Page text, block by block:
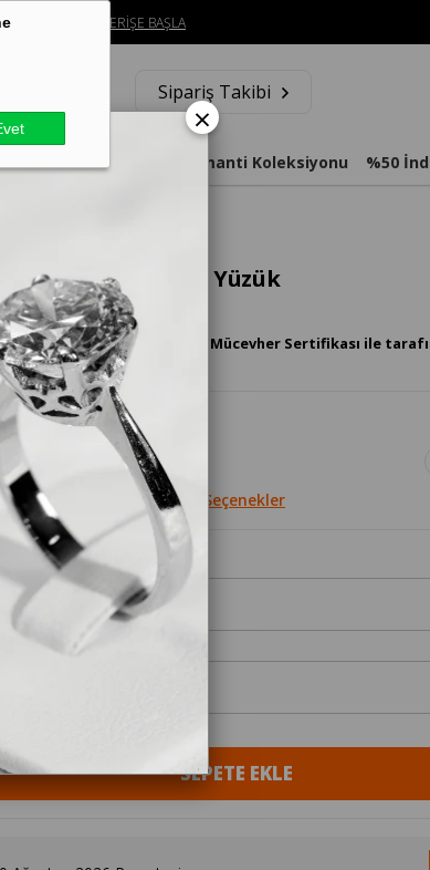
kaçırma. ALIŞVERİŞE BAŞLA
Sipariş Takibi
Aynı Gün Teslimat Diamanti Koleksiyonu %50
Kleopatra Yüzük
model,Keops Pırlanta Mücevher Sertifikası ile
taksitlerle Diğer Seçenekler
×